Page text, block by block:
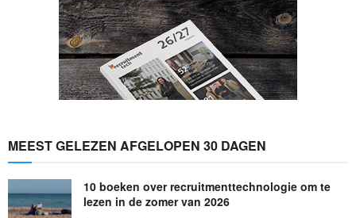
MEEST GELEZEN AFGELOPEN 30 DAGEN
10 boeken over recruitmenttechnologie om te
lezen in de zomer van 2026